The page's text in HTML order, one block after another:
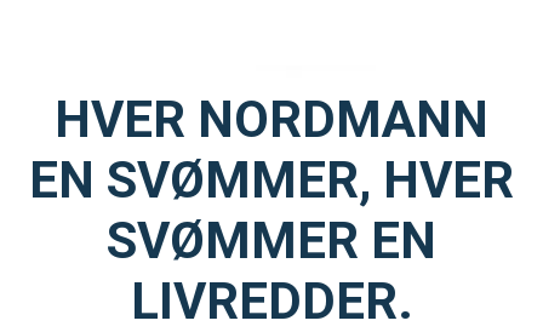
HVER NORDMANN
EN SVØMMER, HVER
SVØMMER EN
LIVREDDER.